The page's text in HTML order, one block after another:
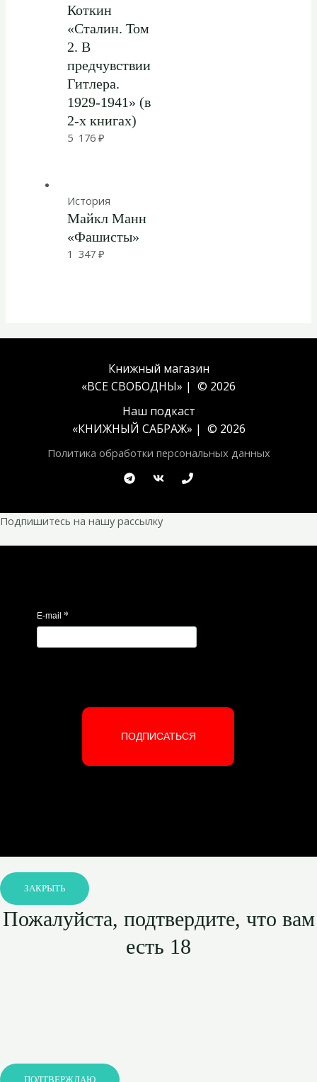
Коткин
«Сталин. Том
2. В
предчувствии
Гитлера.
1929-1941» (в
2-х книгах)
5 176₽
История
Майкл Манн
«Фашисты»
1 347₽
Книжный магазин
«ВСЕ СВОБОДНЫ» | © 2026
Наш подкаст
«КНИЖНЫЙ САБРАЖ» | © 2026
Политика обработки персональных данных
Подпишитесь на нашу рассылку
E-mail *
ПОДПИСАТЬСЯ
ЗАКРЫТЬ
Пожалуйста, подтвердите, что вам
есть 18
ПОДТВЕРЖДАЮ